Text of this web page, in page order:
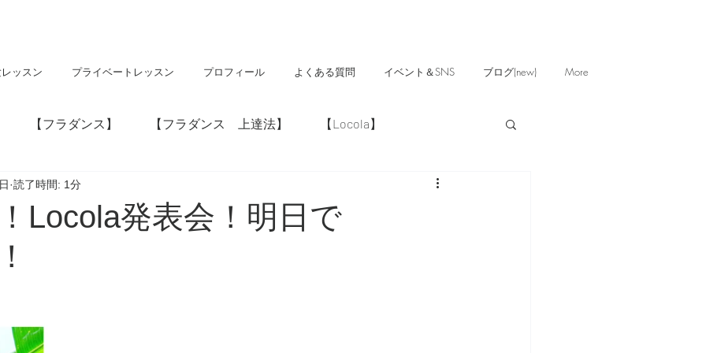
ッスン プライベートレッスン プロフィール よくある質問 イベント＆SNS ブログ(new) More
【フラダンス】 【フラダンス 上達法】 【Locola】
【神社・仏閣】
Locola発表会！明日で
読了時間: 1分